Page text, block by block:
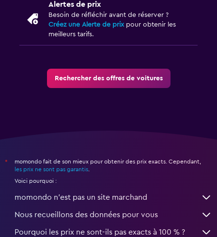
Alertes de prix
Besoin de réfléchir avant de réserver ?
Créez une Alerte de prixpour obtenir les
meilleurs tarifs.
Rechercher des offres de voitures
*
momondo fait de son mieux pour obtenir des prix exacts. Cependant,
les prix ne sont pas garantis
Voici pourquoi :
momondo n'est pas un site marchand
Nous recueillons des données pour vous
Pourquoi les prix ne sont-ils pas exacts à 100 % ?